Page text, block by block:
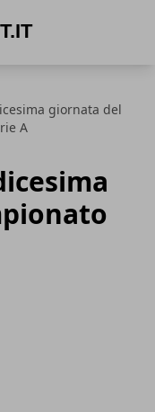
giornata del
A